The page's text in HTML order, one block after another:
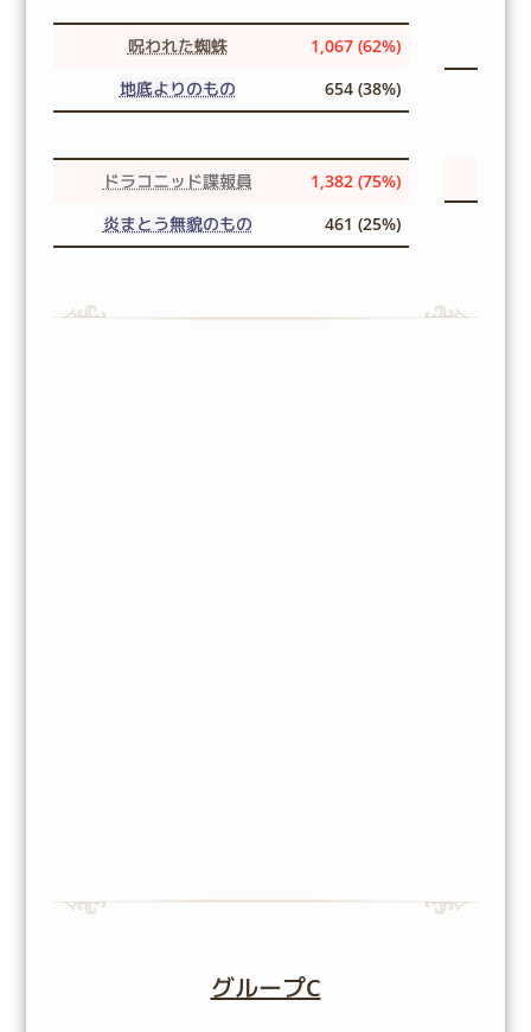
呪われた蜘蛛
1,067 (62%)
地底よりのもの
654 (38%)
ドラコニッド諜報員 1,382 (75%)
炎まとう無貌のもの
461 (25%)
グループC